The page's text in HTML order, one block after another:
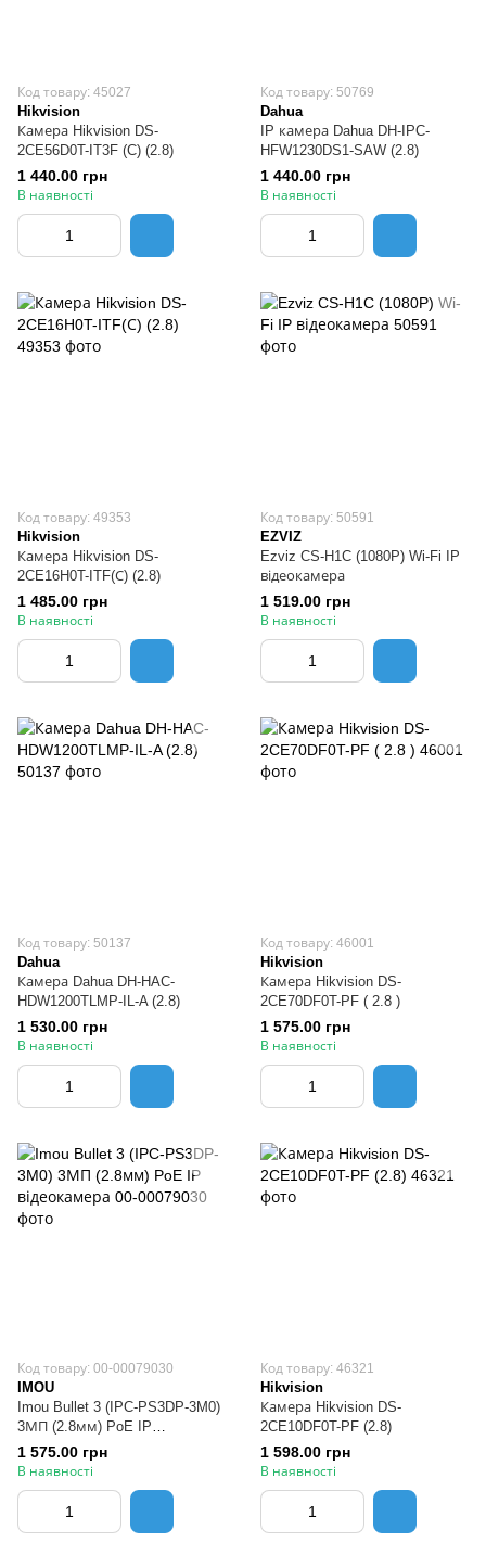
Код товару: 45027
Hikvision
Камера Hikvision DS-
2CE56D0T-IT3F (C) (2.8)
1 440.00 грн
В наявності
Код товару: 50769
Dahua
IP камера Dahua DH-IPC-
HFW1230DS1-SAW (2.8)
1 440.00 грн
В наявності
Код товару: 49353
Hikvision
Камера Hikvision DS-
2CE16H0T-ITF(С) (2.8)
1 485.00 грн
В наявності
Код товару: 50591
EZVIZ
Ezviz CS-H1C (1080P) Wi-Fi IP
відеокамера
1 519.00 грн
В наявності
Код товару: 50137
Dahua
Камера Dahua DH-HAC-
HDW1200TLMP-IL-A (2.8)
1 530.00 грн
В наявності
Код товару: 46001
Hikvision
Камера Hikvision DS-
2CE70DF0T-PF ( 2.8 )
1 575.00 грн
В наявності
Код товару: 00-00079030
IMOU
Imou Bullet 3 (IPC-PS3DP-3M0)
3МП (2.8мм) PoE IP
відеокамера
1 575.00 грн
В наявності
Код товару: 46321
Hikvision
Камера Hikvision DS-
2CE10DF0T-PF (2.8)
1 598.00 грн
В наявності